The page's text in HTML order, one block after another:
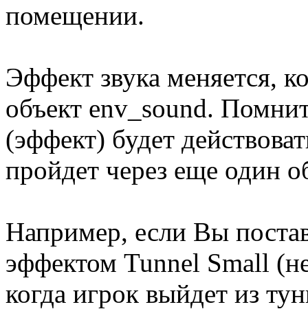
помещении.
Эффект звука меняется,
объект env_sound.
(эффект) будет
пройдет через еще один
Например, если Вы
эффектом Tunnel Small
когда игрок выйдет из